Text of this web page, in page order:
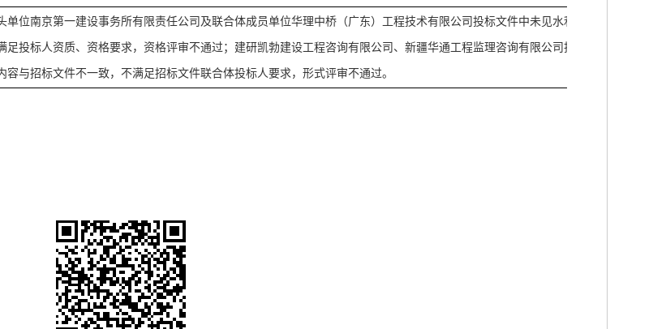
单位南京第一建设事务所有限责任公司及联合体成员单位华理中桥（广东）工程技术有限公司投标文件中未见水利
足投标人资质、资格要求，资格评审不通过；建研凯勃建设工程咨询有限公司、新疆华通工程监理咨询有限公司投
容与招标文件不一致，不满足招标文件联合体投标人要求，形式评审不通过。